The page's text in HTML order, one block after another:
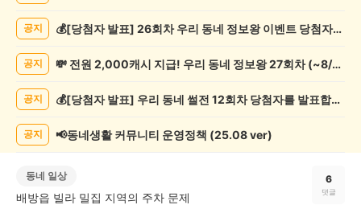
록
공지 💰[당첨자 발표] 26회차 우리 동네 정보왕 이벤트 당첨자를 발표합니다!
공지 💸 전원 2,000캐시 지급! 우리 동네 정보왕 27회차 (~8/10)
공지 💰[당첨자 발표] 우리 동네 썰전 12회차 당첨자를 발표합니다!
공지 📢동네생활 커뮤니티 운영정책 (25.08 ver)
동네 일상
배방읍 빌라 밀집 지역의 주차 문제
6
댓글